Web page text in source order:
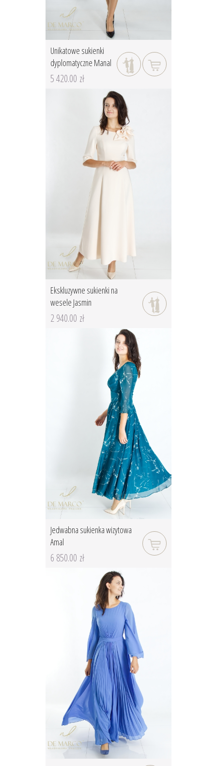
Unikatowe sukienki
dyplomatyczne Manal
5 420.00 zł
Ekskluzywne sukienki na
wesele Jasmin
2 940.00 zł
Jedwabna sukienka wizytowa
Amal
6 850.00 zł